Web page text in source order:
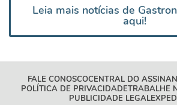
Leia mais notícias de
aqui!
FALE CONOSCOCENTRAL DO
POLÍTICA DE PRIVACIDADETRABALHE
PUBLICIDADE LEGAL